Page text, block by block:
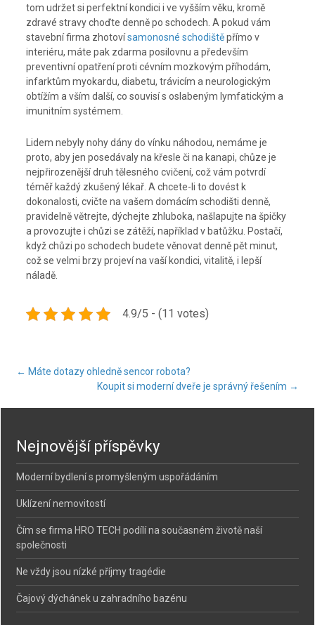
tom udržet si perfektní kondici i ve vyšším věku, kromě
zdravé stravy choďte denně po schodech. A pokud vám
stavební firma zhotovísamonosné schodištěpřímo v
interiéru, máte pak zdarma posilovnu a především
preventivní opatření proti cévním mozkovým příhodám,
infarktům myokardu, diabetu, trávicím a neurologickým
obtížím a vším další, co souvisí s oslabeným lymfatickým a
imunitním systémem.
Lidem nebyly nohy dány do vínku náhodou, nemáme je
proto, aby jen posedávaly na křesle či na kanapi, chůze je
nejpřirozenější druh tělesného cvičení, což vám potvrdí
téměř každý zkušený lékař. A chcete-li to dovést k
dokonalosti, cvičte na vašem domácím schodišti denně,
pravidelně větrejte, dýchejte zhluboka, našlapujte na špičky
a provozujte i chůzi se zátěží, například v batůžku. Postačí,
když chůzi po schodech budete věnovat denně pět minut,
což se velmi brzy projeví na vaší kondici, vitalitě, i lepší
náladě.
4.9/5 - (11 votes)
Post
navigation
← Máte dotazy ohledně sencor robota?
Koupit si moderní dveře je správný řešením →
Nejnovější příspěvky
Moderní bydlení s promyšleným uspořádáním
Uklízení nemovitostí
Čím se firma HRO TECH podílí na současném životě naší
společnosti
Ne vždy jsou nízké příjmy tragédie
Čajový dýchánek u zahradního bazénu